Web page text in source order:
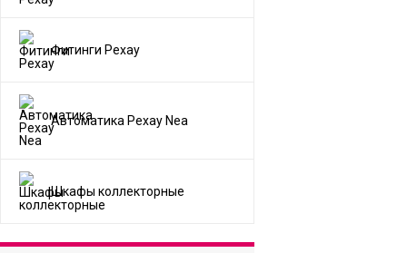
Фитинги Рехау
Автоматика Рехау Nea
Шкафы коллекторные